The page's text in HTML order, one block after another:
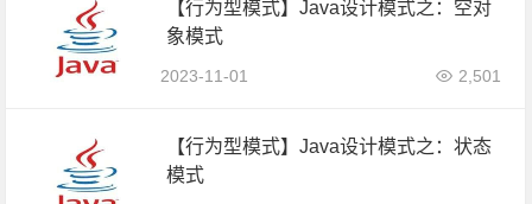
【行为型模式】Java设计模式之：空对
象模式
2023-11-01 2,501
【行为型模式】Java设计模式之：状态
模式